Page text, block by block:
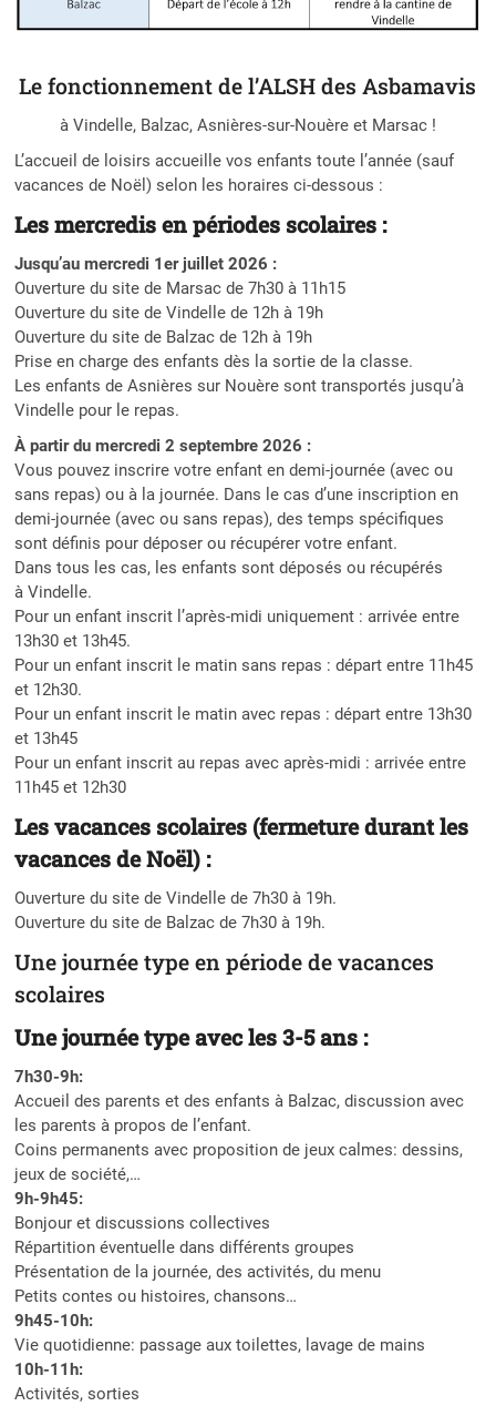
Le fonctionnement de l’ALSH des Asbamavis
à Vindelle, Balzac, Asnières-sur-Nouère et Marsac !
L’accueil de loisirs accueille vos enfants toute l’année (sauf
vacances de Noël) selon les horaires ci-dessous :
Les mercredis en périodes scolaires :
Jusqu’au mercredi 1er juillet 2026 :
Ouverture du site de Marsac de 7h30 à 11h15
Ouverture du site de Vindelle de 12h à 19h
Ouverture du site de Balzac de 12h à 19h
Prise en charge des enfants dès la sortie de la classe.
Les enfants de Asnières sur Nouère sont transportés jusqu’à
Vindelle pour le repas.
À partir du mercredi 2 septembre 2026 :
Vous pouvez inscrire votre enfant en demi-journée (avec ou
sans repas) ou à la journée. Dans le cas d’une inscription en
demi-journée (avec ou sans repas), des temps spécifiques
sont définis pour déposer ou récupérer votre enfant.
Dans tous les cas, les enfants sont déposés ou récupérés
à Vindelle.
Pour un enfant inscrit l’après-midi uniquement : arrivée entre
13h30 et 13h45.
Pour un enfant inscrit le matin sans repas : départ entre 11h45
et 12h30.
Pour un enfant inscrit le matin avec repas : départ entre 13h30
et 13h45
Pour un enfant inscrit au repas avec après-midi : arrivée entre
11h45 et 12h30
Les vacances scolaires (fermeture durant les
vacances de Noël) :
Ouverture du site de Vindelle de 7h30 à 19h.
Ouverture du site de Balzac de 7h30 à 19h.
Une journée type en période de vacances
scolaires
Une journée type avec les 3-5 ans :
7h30-9h:
Accueil des parents et des enfants à Balzac, discussion avec
les parents à propos de l’enfant.
Coins permanents avec proposition de jeux calmes: dessins,
jeux de société,…
9h-9h45:
Bonjour et discussions collectives
Répartition éventuelle dans différents groupes
Présentation de la journée, des activités, du menu
Petits contes ou histoires, chansons…
9h45-10h:
Vie quotidienne: passage aux toilettes, lavage de mains
10h-11h:
Activités, sorties